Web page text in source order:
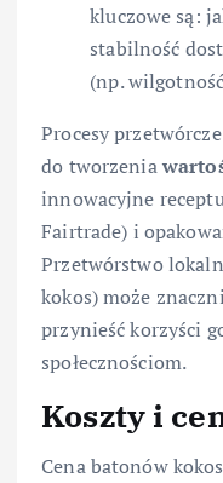
kluczowe są:
stabilność
(np.
Procesy
do tworzenia
innowacyjne
Fairtrade) i
Przetwórstwo
kokos) może
przynieść korzyści
społecznościom.
Koszty i
Cena batonów